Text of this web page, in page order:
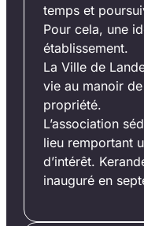
temps et
Pour cela, une
établissement.
La Ville de
vie au manoir
propriété.
L’association
lieu remportant
d’intérêt.
inauguré en